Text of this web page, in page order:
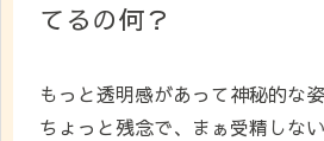
てるの何？
もっと透明感があって神秘的な
ちょっと残念で、まぁ受精しな